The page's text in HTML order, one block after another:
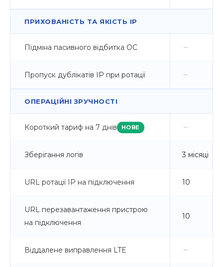
ПРИХОВАНІСТЬ ТА ЯКІСТЬ IP
Підміна пасивного відбитка ОС
Пропуск дублікатів IP при ротації
ОПЕРАЦІЙНІ ЗРУЧНОСТІ
Короткий тариф на 7 днів НОВЕ
Зберігання логів 3 місяці
URL ротації IP на підключення 10
URL перезавантаження пристрою
на підключення
10
Віддалене виправлення LTE